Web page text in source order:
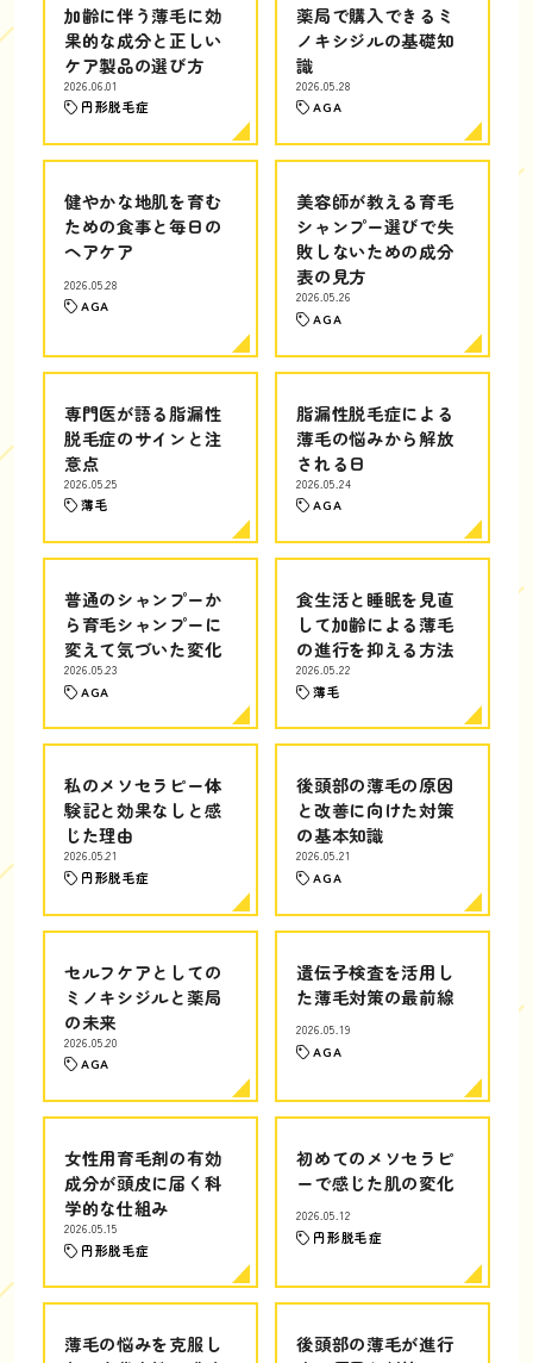
加齢に伴う薄毛に効
果的な成分と正しい
ケア製品の選び方
2026.06.01
円形脱毛症
薬局で購入できるミ
ノキシジルの基礎知
識
2026.05.28
AGA
健やかな地肌を育む
ための食事と毎日の
ヘアケア
2026.05.28
AGA
美容師が教える育毛
シャンプー選びで失
敗しないための成分
表の見方
2026.05.26
AGA
専門医が語る脂漏性
脱毛症のサインと注
意点
2026.05.25
薄毛
脂漏性脱毛症による
薄毛の悩みから解放
される日
2026.05.24
AGA
普通のシャンプーか
ら育毛シャンプーに
変えて気づいた変化
2026.05.23
AGA
食生活と睡眠を見直
して加齢による薄毛
の進行を抑える方法
2026.05.22
薄毛
私のメソセラピー体
験記と効果なしと感
じた理由
2026.05.21
円形脱毛症
後頭部の薄毛の原因
と改善に向けた対策
の基本知識
2026.05.21
AGA
セルフケアとしての
ミノキシジルと薬局
の未来
2026.05.20
AGA
遺伝子検査を活用し
た薄毛対策の最前線
2026.05.19
AGA
女性用育毛剤の有効
成分が頭皮に届く科
学的な仕組み
2026.05.15
円形脱毛症
初めてのメソセラピ
ーで感じた肌の変化
2026.05.12
円形脱毛症
薄毛の悩みを克服し
後頭部の薄毛が進行